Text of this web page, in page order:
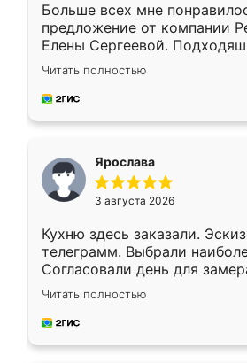
Больше всех мне
предложение от компании
Елены Сергеевой.
короткие сроки
для замера сотрудник
предложил по моему эскизу
Читать полностью
Ярослава
3 августа 2026
Кухню здесь заказали.
телеграмм. Выбрали
Согласовали день для
недели кухня была уже
довольны работой. Спасибо
мебель за качественную
Читать полностью